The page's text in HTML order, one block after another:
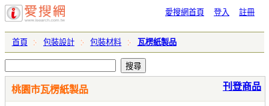
愛搜網首頁 登入 註冊
首頁 包裝設計 包裝材料 瓦楞紙製品
桃園市瓦楞紙製品 刊登商品